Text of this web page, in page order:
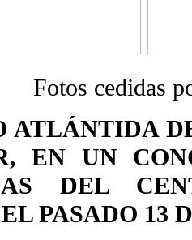
Fotos cedidas
ATLÁNTIDA
EN UN
DEL
PASADO 13